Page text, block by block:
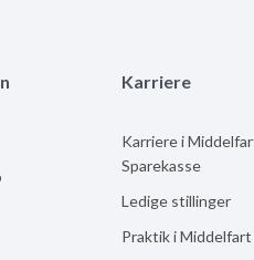
Karriere
Karriere i
Sparekasse
Ledige stillinger
Praktik i Middelfart